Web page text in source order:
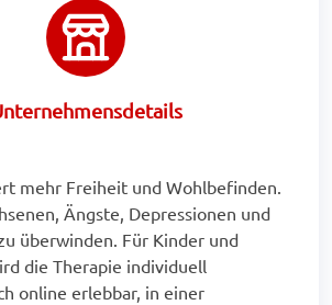
mehr Freiheit und Wohlbefinden.
Ängste, Depressionen und
überwinden. Für Kinder und
die Therapie individuell
online erlebbar, in einer